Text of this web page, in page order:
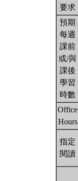
要求
預期
每週
課前
或/與
課後
學習
時數
Office
Hours
指定
閱讀